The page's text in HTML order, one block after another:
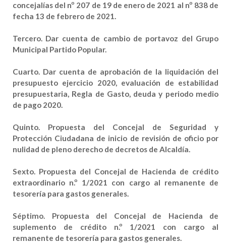
concejalías del nº 207 de 19 de enero de 2021 al nº 838 de
fecha 13 de febrero de 2021.
Tercero. Dar cuenta de cambio de portavoz del Grupo
Municipal Partido Popular.
Cuarto. Dar cuenta de aprobación de la liquidación del
presupuesto ejercicio 2020, evaluación de estabilidad
presupuestaria, Regla de Gasto, deuda y periodo medio
de pago 2020.
Quinto. Propuesta del Concejal de Seguridad y
Protección Ciudadana de inicio de revisión de oficio por
nulidad de pleno derecho de decretos de Alcaldía.
Sexto. Propuesta del Concejal de Hacienda de crédito
extraordinario n.º 1/2021 con cargo al remanente de
tesorería para gastos generales.
Séptimo. Propuesta del Concejal de Hacienda de
suplemento de crédito n.º 1/2021 con cargo al
remanente de tesorería para gastos generales.